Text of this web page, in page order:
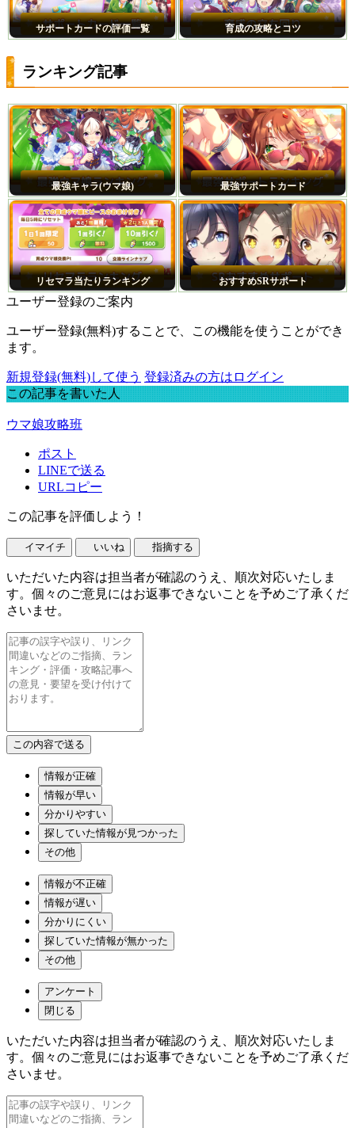
サポートカードの評価一覧 育成の攻略とコツ
ランキング記事
最強キャラ(ウマ娘) 最強サポートカード
リセマラ当たりランキング おすすめSRサポート
ユーザー登録のご案内
ユーザー登録(無料)することで、この機能を使うことができ
ます。
新規登録(無料)して使う 登録済みの方はログイン
この記事を書いた人
ウマ娘攻略班
ポスト
LINEで送る
URLコピー
この記事を評価しよう！
イマイチ いいね 指摘する
いただいた内容は担当者が確認のうえ、順次対応いたしま
す。個々のご意見にはお返事できないことを予めご了承くだ
さいませ。
情報が正確
情報が早い
分かりやすい
探していた情報が見つかった
その他
情報が不正確
情報が遅い
分かりにくい
探していた情報が無かった
その他
アンケート
閉じる
いただいた内容は担当者が確認のうえ、順次対応いたしま
す。個々のご意見にはお返事できないことを予めご了承くだ
さいませ。